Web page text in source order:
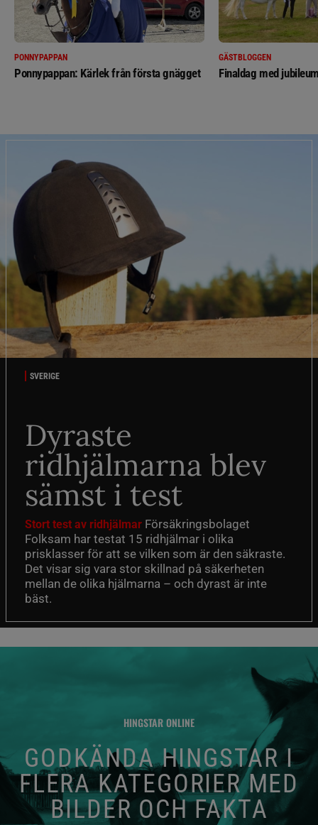
PONNYPAPPAN
Ponnypappan: Kärlek från första gnägget
GÄSTBLOGGEN
Finaldag med
SVERIGE
Dyraste
ridhjälmarna blev
sämst i test
Stort test av ridhjälmar Försäkringsbolaget
Folksam har testat 15 ridhjälmar i olika
prisklasser för att se vilken som är den säkraste.
Det visar sig vara stor skillnad på säkerheten
mellan de olika hjälmarna – och dyrast är inte
bäst.
HINGSTAR ONLINE
GODKÄNDA HINGSTAR I
FLERA KATEGORIER MED
BILDER OCH FAKTA